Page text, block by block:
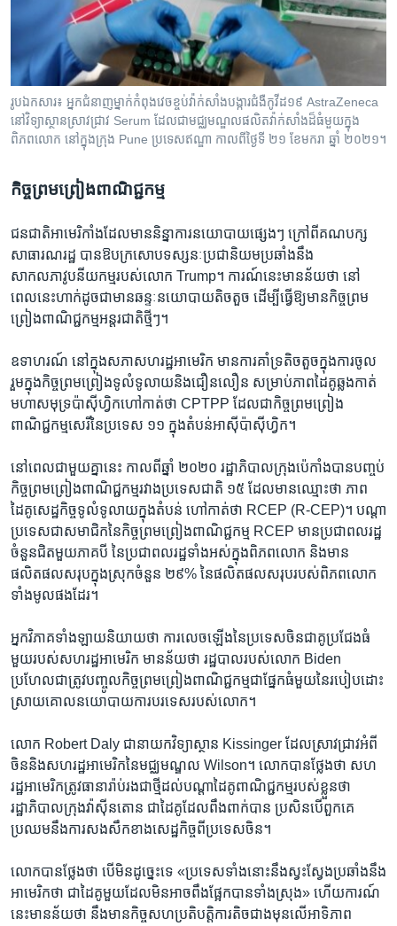
រូបឯកសារ៖ អ្នកជំនាញម្នាក់កំពុងវេចខ្ចប់វ៉ាក់សាំងបង្ការជំងឺកូវីដ១៩ AstraZeneca
នៅវិទ្យាស្ថានស្រាវជ្រាវ Serum ដែលជាមជ្ឈមណ្ឌលផលិតវ៉ាក់សាំងដ៏ធំមួយក្នុង
ពិភពលោក នៅក្នុងក្រុង Pune ប្រទេសឥណ្ឌា កាលពីថ្ងៃទី ២១ ខែមករា ឆ្នាំ ២០២១។
កិច្ចព្រមព្រៀង​ពាណិជ្ជកម្ម
ជនជាតិ​អាមេរិកាំង​ដែល​មាននិន្នាការ​នយោបាយ​ផ្សេងៗ​ ក្រៅពី​គណបក្ស​
សាធារណរដ្ឋ បាន​ឱបក្រសោប​ទស្សនៈ​ប្រជានិយម​ប្រឆាំង​នឹង​
សាកលភាវូបនីយកម្មរបស់លោក Trump។ ការណ៍​នេះ​មាន​ន័យ​ថា នៅ​
ពេល​នេះហាក់​ដូចជា​មាន​ឆន្ទៈ​នយោបាយតិចតួច ​ដើម្បី​ធ្វើ​ឱ្យ​មានកិច្ចព្រម
ព្រៀងពាណិជ្ជកម្ម​អន្តរជាតិ​ថ្មីៗ។
ឧទាហរណ៍​ នៅ​ក្នុង​សភា​សហរដ្ឋ​អាមេរិក មាន​ការគាំទ្រ​តិចតួច​ក្នុង​ការ​ចូល
រួម​ក្នុង​កិច្ចព្រមព្រៀង​ទូលំ​ទូលាយនិង​ជឿន​លឿន ​សម្រាប់​ភាព​ដៃគូ​ឆ្លងកាត់​
មហាសមុទ្រប៉ាស៊ីហ្វិក​ហៅកាត់​ថា CPTPP ដែល​ជា​កិច្ចព្រមព្រៀង
ពាណិជ្ជកម្ម​សេរីនៃ​ប្រទេស ​១១ ​ក្នុង​តំបន់​អាស៊ី​ប៉ាស៊ីហ្វិក។
នៅពេលជា​មួយ​គ្នា​នេះ កាល​ពី​ឆ្នាំ​ ២០២០ ​រដ្ឋាភិបាល​ក្រុង​ប៉េកាំង​បានបញ្ចប់
កិច្ចព្រមព្រៀង​ពាណិជ្ជកម្ម​រវាង​ប្រទេស​ជាតិ ១៥ ​ដែល​មានឈ្មោះ​ថា ភាព​
ដៃគូ​សេដ្ឋកិច្ចទូលំទូលាយ​ក្នុង​តំបន់​ ហៅ​កាត់​ថា RCEP (R-CEP)។​ បណ្តា​
ប្រទេស​ជាសមាជិក​នៃ​កិច្ចព្រមព្រៀង​ពាណិជ្ជកម្ម RCEP មាន​ប្រជាពលរដ្ឋ​
ចំនួន​ជិត​មួយ​ភាគបី នៃ​ប្រជាពលរដ្ឋ​ទាំងអស់​ក្នុង​ពិភពលោក ​និង​មាន
ផលិតផលសរុប​ក្នុង​ស្រុក​ចំនួន​ ២៩% ​នៃ​ផលិតផល​សរុប​របស់ពិភពលោក​
ទាំងមូល​ផង​ដែរ។
អ្នក​វិភាគ​ទាំងឡាយ​និយាយ​ថា ការលេច​ឡើង​នៃ​ប្រទេស​ចិន​ជា​គូ​ប្រជែងធំ
មួយ​របស់​សហរដ្ឋ​អាមេរិក មានន័យ​ថា ​រដ្ឋបាលរបស់លោក Biden
ប្រហែល​ជាត្រូវ​បញ្ចូល​កិច្ច​ព្រមព្រៀង​ពាណិជ្ជកម្មជា​ផ្នែក​ធំមួយ​នៃរបៀប​ដោះ
ស្រាយ​គោលនយោបាយ​ការ​បរទេសរបស់លោក​។
លោក​ Robert Daly ជានាយកវិទ្យាស្ថាន Kissinger ដែល​ស្រាវជ្រាវ​អំពី​
ចិននិង​សហរដ្ឋ​អាមេរិក​នៃមជ្ឈមណ្ឌល Wilson។ លោក​បាន​ថ្លែង​ថា ​សហ
រដ្ឋ​អាមេរិក​ត្រូវធានារ៉ាប់រង​ជាថ្មីដល់បណ្តា​ដៃគូ​ពាណិជ្ជកម្ម​របស់​ខ្លួនថា
រដ្ឋាភិបាល​ក្រុង​វ៉ាស៊ីនតោន ជាដៃគូ​ដែល​ពឹងពាក់បាន ​ប្រសិនបើពួក​គេ​
ប្រឈមនឹងការសងសឹក​ខាង​សេដ្ឋកិច្ចពី​ប្រទេស​ចិន។
លោក​បានថ្លែង​ថា បើមិន​ដូច្នេះ​ទេ​ «ប្រទេស​ទាំង​នោះ​នឹងស្វះស្វែង​ប្រឆាំង​នឹង
អាមេរិក​ថា ​ជា​ដៃគូ​មួយ​ដែលមិនអាច​ពឹងផ្អែក​បាន​ទាំង​ស្រុង»​ ហើយការណ៍​
នេះ​មានន័យ​ថា ​នឹង​មាន​កិច្ចសហប្រតិបត្តិការ​តិចជាង​មុនលើ​អាទិភាព​